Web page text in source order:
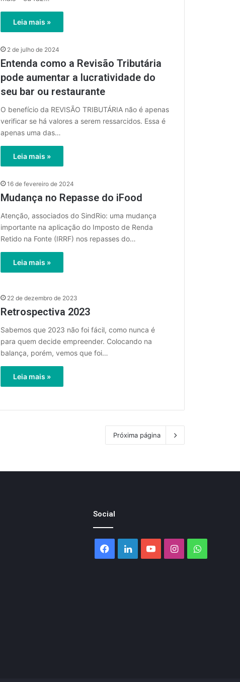
Leia mais »
2 de julho de 2024
Entenda como a Revisão Tributária
pode aumentar a lucratividade do
seu bar ou restaurante
O benefício da REVISÃO TRIBUTÁRIA não é apenas
verificar se há valores a serem ressarcidos. Essa é
apenas uma das…
Leia mais »
16 de fevereiro de 2024
Mudança no Repasse do iFood
Atenção, associados do SindRio: uma mudança
importante na aplicação do Imposto de Renda
Retido na Fonte (IRRF) nos repasses do…
Leia mais »
22 de dezembro de 2023
Retrospectiva 2023
Sabemos que 2023 não foi fácil, como nunca é
para quem decide empreender. Colocando na
balança, porém, vemos que foi…
Leia mais »
Próxima página
Social
Facebook
LinkedinYouTubeInstagramWhatsApp